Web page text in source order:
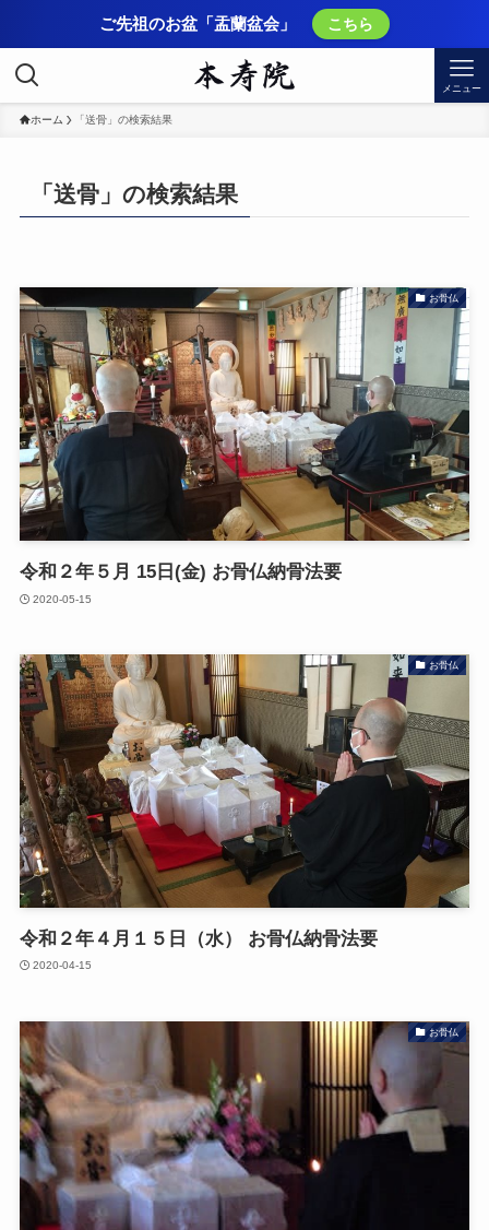
ご先祖のお盆「盂蘭盆会」 こちら
メニュー
ホーム 「送骨」の検索結果
「送骨」の検索結果
お骨仏
令和２年５月 15日(金) お骨仏納骨法要
2020-05-15
お骨仏
令和２年４月１５日（水） お骨仏納骨法要
2020-04-15
お骨仏